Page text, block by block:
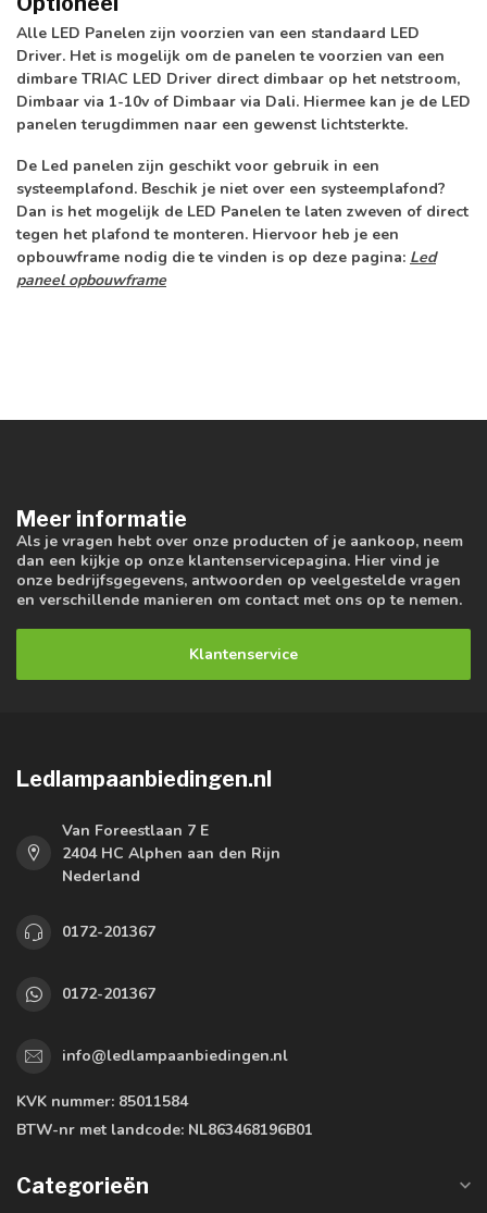
Alle LED Panelen zijn voorzien van een standaard LED
Driver. Het is mogelijk om de panelen te voorzien van een
dimbare TRIAC LED Driver direct dimbaar op het netstroom,
Dimbaar via 1-10v of Dimbaar via Dali. Hiermee kan je de LED
panelen terugdimmen naar een gewenst lichtsterkte.
De Led panelen zijn geschikt voor gebruik in een
systeemplafond. Beschik je niet over een systeemplafond?
Dan is het mogelijk de LED Panelen te laten zweven of direct
tegen het plafond te monteren. Hiervoor heb je een
opbouwframe nodig die te vinden is op deze pagina: Led
paneel opbouwframe
Meer informatie
Als je vragen hebt over onze producten of je aankoop, neem
dan een kijkje op onze klantenservicepagina. Hier vind je
onze bedrijfsgegevens, antwoorden op veelgestelde vragen
en verschillende manieren om contact met ons op te nemen.
Klantenservice
Ledlampaanbiedingen.nl
Van Foreestlaan 7 E
2404 HC Alphen aan den Rijn
Nederland
0172-201367
0172-201367
info@ledlampaanbiedingen.nl
KVK nummer: 85011584
BTW-nr met landcode: NL863468196B01
Categorieën